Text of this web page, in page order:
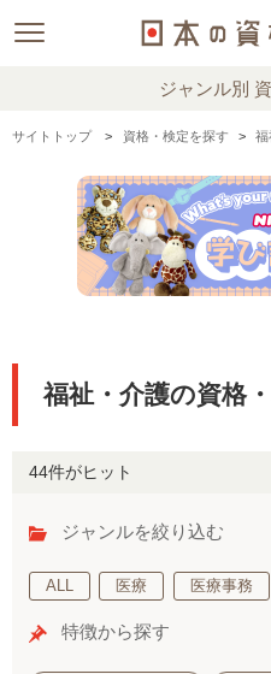
ジャンル別
サイトトップ 資格・検定を探す 福
福祉・介護の資格
44件がヒット
ジャンルを絞り込む
ALL 医療 医療事務
特徴から探す